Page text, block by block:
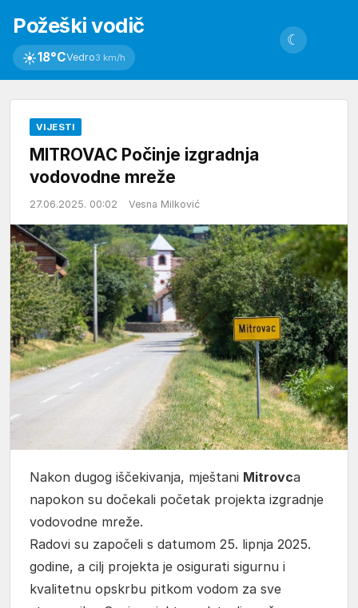
Požeški vodič
☀18°CVedro3 km/h
☾
VIJESTI
MITROVAC Počinje izgradnja
vodovodne mreže
27.06.2025. 00:02 Vesna Milković
Nakon dugog iščekivanja, mještani Mitrovca
napokon su dočekali početak projekta izgradnje
vodovodne mreže.
Radovi su započeli s datumom 25. lipnja 2025.
godine, a cilj projekta je osigurati sigurnu i
kvalitetnu opskrbu pitkom vodom za sve